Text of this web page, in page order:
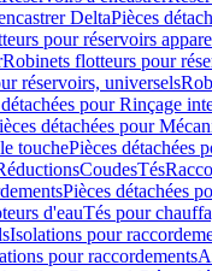
DeltaPièces
pour réservoirs
Robinets flotteurs pour
réservoirs, universels
pour Rinçage
détachées pour
touchePièces détachées
CoudesTés
Pièces détachées
d'eauTés pour
Isolations pour
pour raccordements